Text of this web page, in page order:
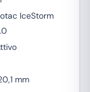
IceStorm
mm